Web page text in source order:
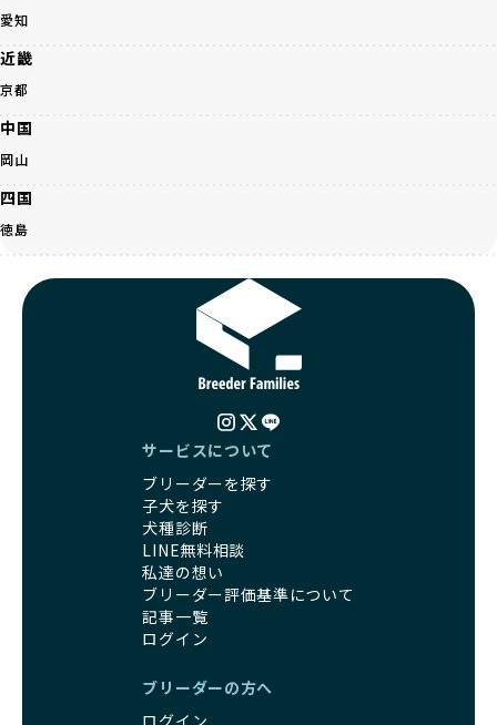
気で健康なスタートを切れることが大きな魅力です。
子犬の社会性は、家庭でのしつけをスムーズにする重要なポ
犬、人との触れ合いの時間をしっかり確保し、子犬が自然に
コミュニケーション能力を身につけられるよう育てていま
家庭に迎えたその日から、すでに社会性の基盤ができている
ため、新しい環境にもスムーズに適応できます。
でしょう。
と経験を持っています。そのため、子犬を迎えた後の健康管
理やしつけ、生活スタイルに合わせた育て方について、丁寧
なアドバイスを受けられます。「この犬種ならではの特徴
は？」「食事はどうしたらいい？」など、疑問や悩みがあれ
ば、専門的な視点から解決のヒントをもらえるのも安心でき
BreederFamiliesでは、すべてのブリーダーが厳しい基準を
クリアした方々だけです。運営チームがブリーダーに直接ヒ
アリングを行い、現地確認を経て透明性の高い情報を公開し
これにより、ユーザーは見た目だけでなく、育成環境や健康
管理体制、社会性の取り組みといった客観的なデータを基に
安心して子犬を選ぶことができます。
子犬のお迎えまでのやりとりに不安を感じる方も多いかもし
れませんが、BreederFamiliesならその心配は無用です。
運営チームがブリーダーとのやりとりを全面的にサポートし
め、安心してお迎え準備を進められます。
引退犬とは、繁殖期を終えたワンちゃんたちのことを指しま
す。
優良ブリーダーは、引退犬も家族の一員として、彼らの幸せ
を願っています。よって、引退後も自宅で飼育を続けるか、
信頼できる相手に譲渡するなど、ワンちゃんが幸せに暮らせ
るように配慮します。
一方、営利優先ブリーダーは引退犬を「コスト」として考
え、早く手放すことを考えます。場合によっては、悪徳保護
団体に引き渡されることもあり、ワンちゃんの生活が不安定
になる可能性が高まります。
引退犬に対する扱いがどうなっているかも、優良ブリーダー
を見分けるポイントとなります。
「引退犬も大切に」の詳細はこちら
社会化とは、ワンちゃんが人間や他の犬、日常の環境にスム
ーズに適応できるようにするプロセスです。ワンちゃんの社
時期が特に重要です。この期間は、ブリーダーが飼育してい
る時期と重なるため、ワンちゃんが人や他の犬、家庭環境に
優良ブリーダーは、母犬との愛情ある触れ合いや、兄弟犬や
他の犬との遊び、人や日常的な家庭環境への慣れを促すこと
で社会化を進めています。これにより、新しい家族に迎えら
れた後もストレスなく過ごせるようサポートします。
営利優先ブリーダーは、母犬から早期に分離し、ケージ内で
の生活が中心となるため、ワンちゃんが他の犬や人と触れ合
こうしたワンちゃんは、家庭環境に適応しづらくなるリスク
愛知
近畿
京都
中国
岡山
四国
徳島
サービスについて
ブリーダーを探す
子犬を探す
犬種診断
LINE無料相談
私達の想い
ブリーダー評価基準について
記事一覧
ログイン
ブリーダーの方へ